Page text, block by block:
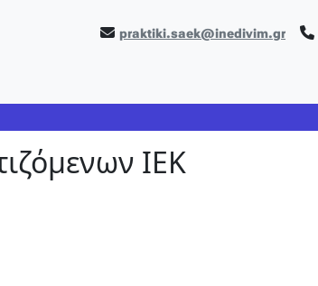
praktiki.saek@inedivim.gr
ΙΕΚ